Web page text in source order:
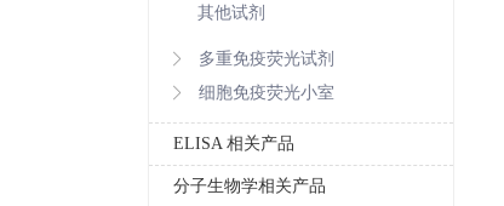
其他试剂
多重免疫荧光试剂
细胞免疫荧光小室
ELISA 相关产品
分子生物学相关产品